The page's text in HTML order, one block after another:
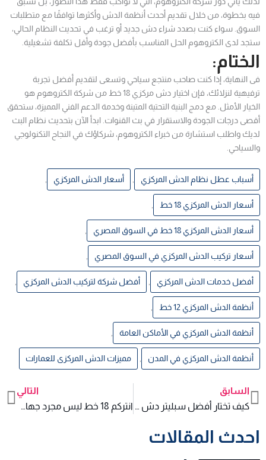
فيه بخطوة، من خلال تقديم أحدث أنظمة الدش وأكثرها توافقًا مع متطلبات
السوق. سواء كنت بصدد شراء دش جديد أو ترغب في تحديث النظام الحالي،
ستجد لدى الكتروهوم الحل المناسب بأفضل جودة وأقل تكلفة تشغيلية.
الختام:
فى النهاية، إذا كنت صاحب منتجع سياحي وتسعى لتقديم أفضل تجربة
ترفيهية لنزلائك، فإن اختيار دش مركزي 18 خط من شركة الكتروهوم هو
الخيار الأمثل. مع دمج البنية التحتية المتينة وخدمة الدعم الفني المميزة، ستحقق
أقصى درجات الجودة والاستقرار في بث القنوات. ابدأ الآن بتحديث نظام البث
لديك واطلب استشارة من خبراء الكتروهوم، شركاؤك في النجاح التكنولوجي
والسياحي.
أسباب عطل نظام الدش المركزي أسعار الدش المركزي
أسعار الدش المركزي 18 خط
أسعار الدش المركزي 18 خط في السوق المصري
أسعار تركيب الدش المركزي في السوق المصري
أفضل خدمات الدش المركزي أفضل شركة لتركيب الدش المركزي
أنظمة الدش المركزي 12 خط
أنظمة الدش المركزي في الأماكن العامة
أنظمة الدش المركزي في المدن مميزات الدش المركزى للعمارات
Prev
السابق
كيف تختار أفضل سبليتر دش مركزي لتحسين استقبال الإشارة في الأبراج
التالي
انتركم 18 خط ليس مجرد جهاز اتصال بل هو عيون تحمي منزلك
احدث المقالات